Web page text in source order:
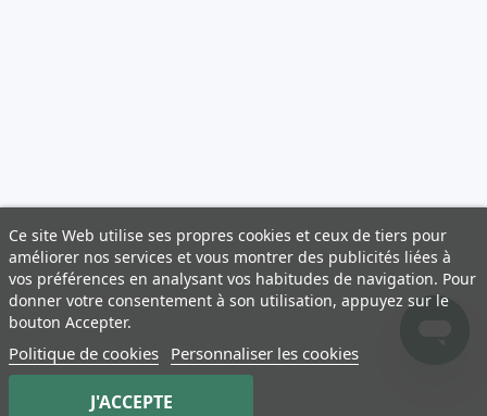
Ce site Web utilise ses propres cookies et ceux de tiers pour
améliorer nos services et vous montrer des publicités liées à
vos préférences en analysant vos habitudes de navigation. Pour
donner votre consentement à son utilisation, appuyez sur le
bouton Accepter.
Politique de cookies Personnaliser les cookies
J'ACCEPTE